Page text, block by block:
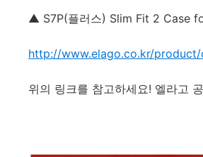
▲ S7P(플러스) Slim Fit 2 Case
http://www.elago.co.kr/product/
위의 링크를 참고하세요! 엘라고